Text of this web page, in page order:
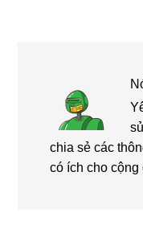
chia sẻ các
có ích cho cộng